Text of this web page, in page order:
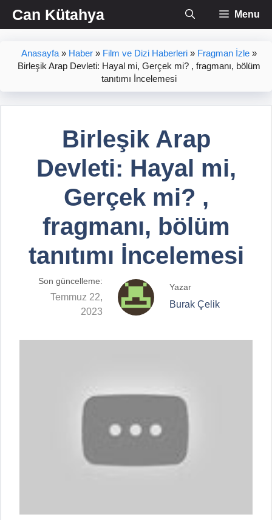
İçeriğe
atlaCan Kütahya Menu
Anasayfa » Haber » Film ve Dizi Haberleri » Fragman İzle »
Birleşik Arap Devleti: Hayal mi, Gerçek mi? , fragmanı, bölüm
tanıtımı İncelemesi
Birleşik Arap
Devleti: Hayal mi,
Gerçek mi? ,
fragmanı, bölüm
tanıtımı İncelemesi
Son güncelleme:
Temmuz 22,
2023
Yazar
Burak Çelik